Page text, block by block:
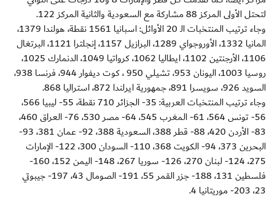
لتحتل الأولى المركز 88 مشاركة مع السعودية والثانية المركز 122.
وجاء ترتيب المنتخبات الـ 20 الأوائل: اسبانيا 1561 نقطة، هولندا 1379،
المانيا 1332، الأوروجواي 1289، البرازيل 1157، إنجلترا 1121، البرتغال
1106، الأرجنتين 1102، ايطاليا 1062، كرواتيا 1049، الدنمارك 1025،
روسيا 1003، اليونان 953، تشيلي 950 ، كوت ديفوار 944، فرنسا 938،
السويد 926، سويسرا 891، جمهورية ايرلندا 872، استراليا 868.
وجاء ترتيب المنتخبات العربية: 35- الجزائر 710 نقطة، 55- ليبيا 566،
56- تونس 564، 61- المغرب 545، 64- مصر 530، 76- العراق 460،
83- الأردن 420، 88- قطر 388، السعودية 388، 92- عمان 381، 93-
البحرين 373، 94- الكويت 368، 110- السودان 300، 122- الإمارات
275، 124- لبنان 270، 126- سوريا 267، 148- اليمن 152، 160-
فلسطين 131، 188- جزر القمر 55، 191- الصومال 43، 197- جيبوتي
23، 203- موريتانيا 4.